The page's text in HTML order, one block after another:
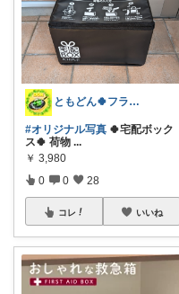
ともどん🍀フライパン料理ある暮らし🍳
#オリジナル写真 🍀宅配ボック
ス🍀 荷物 ...
￥ 3,980
0 0 28
コレ いいね